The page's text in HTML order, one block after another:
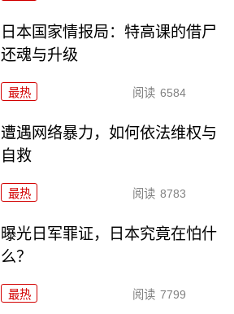
日本国家情报局：特高课的借尸
还魂与升级
最热 阅读 6584
遭遇网络暴力，如何依法维权与
自救
最热 阅读 8783
曝光日军罪证，日本究竟在怕什
么？
最热 阅读 7799